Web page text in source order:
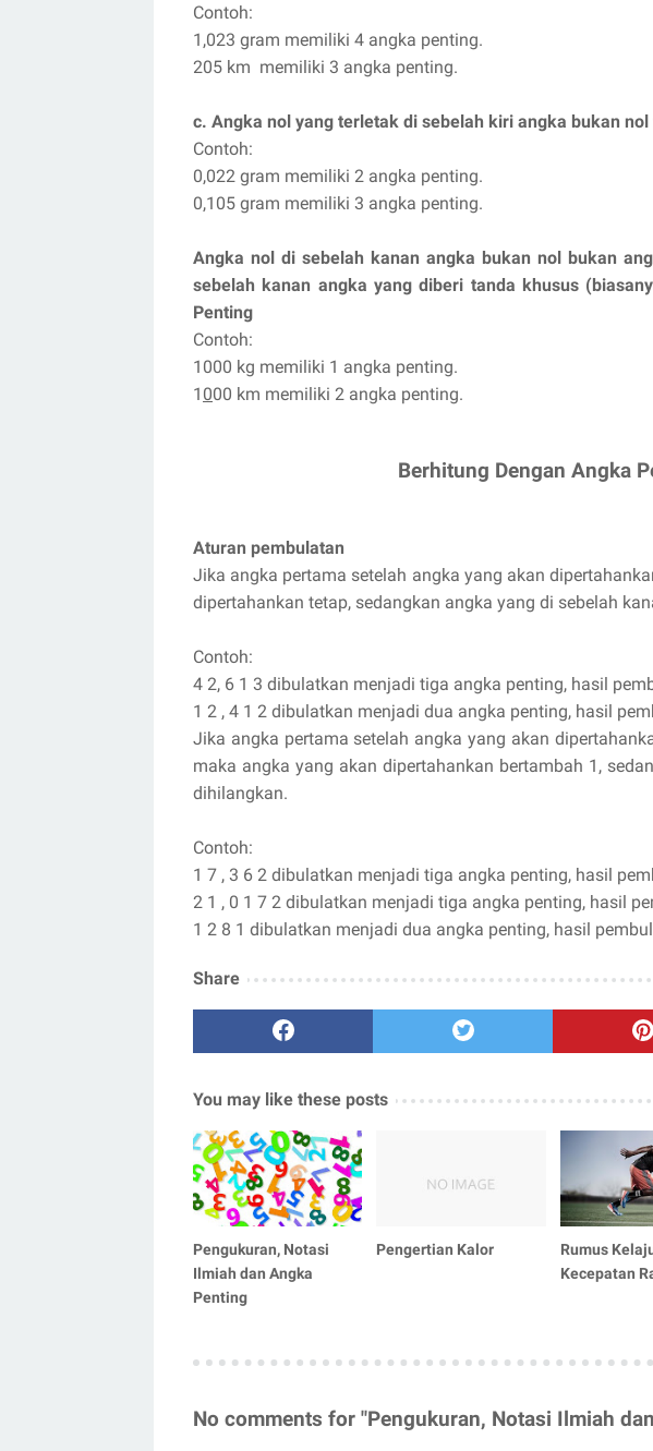
Contoh:
1,023 gram memiliki 4 angka penting.
205 km memiliki 3 angka penting.
c. Angka nol yang terletak di sebelah kiri angka bukan
Contoh:
0,022 gram memiliki 2 angka penting.
0,105 gram memiliki 3 angka penting.
Angka nol di sebelah kanan angka bukan nol bukan
sebelah kanan angka yang diberi tanda khusus
Penting
Contoh:
1000 kg memiliki 1 angka penting.
1 000 km memiliki 2 angka penting.
Berhitung Dengan Angka
Aturan pembulatan
Jika angka pertama setelah angka yang akan
dipertahankan tetap, sedangkan angka yang di sebelah
Contoh:
4 2, 6 1 3 dibulatkan menjadi tiga angka penting, hasil
1 2 , 4 1 2 dibulatkan menjadi dua angka penting, hasil
Jika angka pertama setelah angka yang akan
maka angka yang akan dipertahankan bertambah 1,
dihilangkan.
Contoh:
1 7 , 3 6 2 dibulatkan menjadi tiga angka penting, hasil
2 1 , 0 1 7 2 dibulatkan menjadi tiga angka penting, hasil
1 2 8 1 dibulatkan menjadi dua angka penting, hasil
Share
You may like these posts
Pengukuran, Notasi
Ilmiah dan Angka
Penting
Pengertian Kalor
Rumus
Kecepatan
No comments for "Pengukuran, Notasi Ilmiah